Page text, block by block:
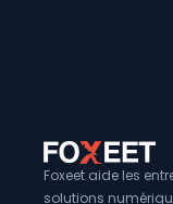
Foxeet aide les
solutions